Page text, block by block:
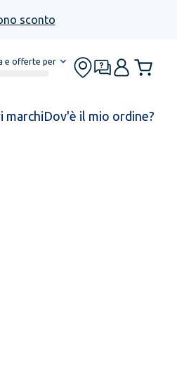
sconto
e offerte per
marchiDov'è il mio ordine?